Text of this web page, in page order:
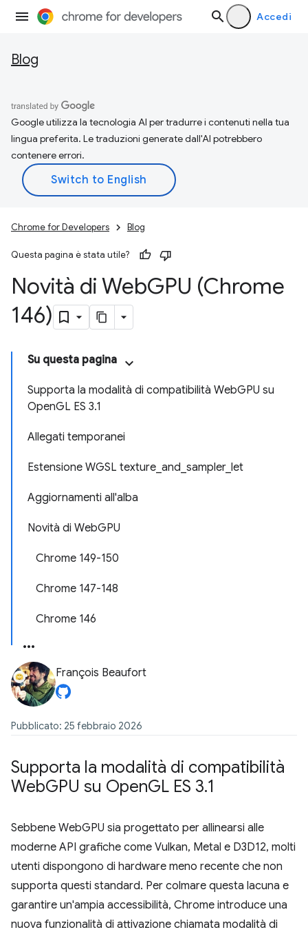
Accedi
Blog
Google utilizza la tecnologia AI per tradurre i contenuti nella tua
lingua preferita. Le traduzioni generate dall'AI potrebbero
contenere errori.
Chrome for Developers Blog
Questa pagina è stata utile?
Novità di WebGPU (Chrome
146)
Su questa pagina
Supporta la modalità di compatibilità WebGPU su
OpenGL ES 3.1
Allegati temporanei
Estensione WGSL texture_and_sampler_let
Aggiornamenti all'alba
Novità di WebGPU
Chrome 149-150
Chrome 147-148
Chrome 146
François Beaufort
Pubblicato: 25 febbraio 2026
Supporta la modalità di compatibilità
WebGPU su OpenGL ES 3.1
Sebbene WebGPU sia progettato per allinearsi alle
moderne API grafiche come Vulkan, Metal e D3D12, molti
utenti dispongono di hardware meno recente che non
supporta questi standard. Per colmare questa lacuna e
garantire un'ampia accessibilità, Chrome introduce una
nuova funzionalità di attivazione chiamata modalità di